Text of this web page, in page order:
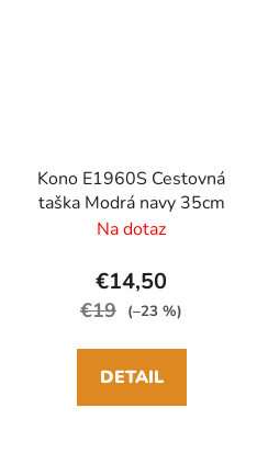
Kono E1960S Cestovná
taška Modrá navy 35cm
Na dotaz
€14,50
€19 (–23 %)
DETAIL